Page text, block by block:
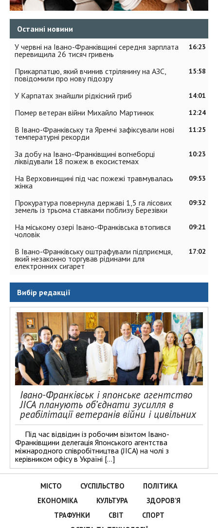
Останні новини
16:23
У червні на Івано-Франківщині середня зарплата
перевищила 26 тисяч гривень
15:58
Прикарпатцю, який вчинив стрілянину на АЗС,
повідомили про нову підозру
14:01
У Карпатах знайшли рідкісний гриб
12:24
Помер ветеран війни Михайло Мартинюк
11:25
В Івано-Франківську та Яремчі зафіксували нові
температурні рекорди
10:23
За добу на Івано-Франківщині вогнеборці
ліквідували 18 пожеж в екосистемах
09:53
На Верховинщині під час пожежі травмувалась
жінка
09:32
Прокуратура повернула державі 1,5 га лісових
земель із трьома ставками поблизу Березівки
09:21
На міському озері Івано-Франківська втопився
чоловік
17:02
В Івано-Франківську оштрафували підприємця,
який незаконно торгував рідинами для
електронних сигарет
Вибір редакції
Івано-Франківськ і японське агентство
JICA планують об’єднати зусилля в
реабілітації ветеранів війни і цивільних
Під час відвідин із робочим візитом Івано-
Франківщини делегація Японського агентства
міжнародного співробітництва (JICA) на чолі з
керівником офісу в Україні […]
МІСТО СУСПІЛЬСТВО
ПОЛІТИКА
ЕКОНОМІКА
КУЛЬТУРА
ЗДОРОВ’Я
ТРАФУНКИ
СВІТ
СПОРТ